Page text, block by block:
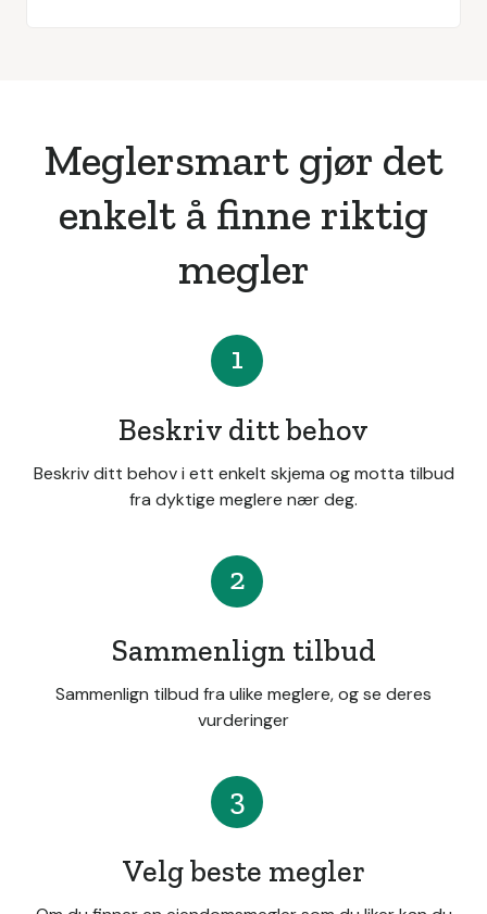
Meglersmart gjør det
enkelt å finne riktig
megler
1
Beskriv ditt behov
Beskriv ditt behov i ett enkelt skjema og motta tilbud
fra dyktige meglere nær deg.
2
Sammenlign tilbud
Sammenlign tilbud fra ulike meglere, og se deres
vurderinger
3
Velg beste megler